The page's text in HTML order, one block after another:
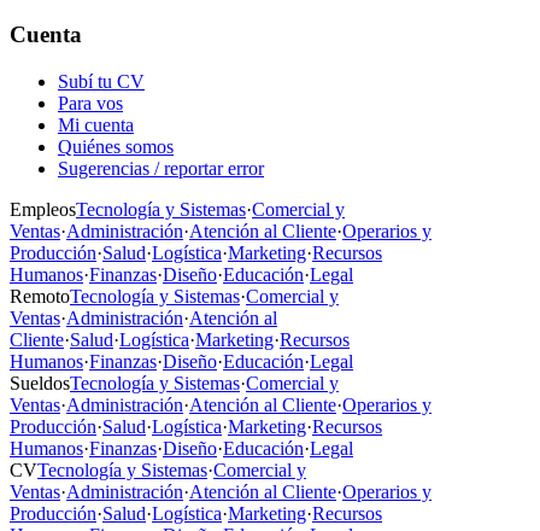
Cuenta
Subí tu CV
Para vos
Mi cuenta
Quiénes somos
Sugerencias / reportar error
EmpleosTecnología y Sistemas·Comercial y
Ventas·Administración·Atención al Cliente·Operarios y
Producción·Salud·Logística·Marketing·Recursos
Humanos·Finanzas·Diseño·Educación·Legal
RemotoTecnología y Sistemas·Comercial y
Ventas·Administración·Atención al
Cliente·Salud·Logística·Marketing·Recursos
Humanos·Finanzas·Diseño·Educación·Legal
SueldosTecnología y Sistemas·Comercial y
Ventas·Administración·Atención al Cliente·Operarios y
Producción·Salud·Logística·Marketing·Recursos
Humanos·Finanzas·Diseño·Educación·Legal
CVTecnología y Sistemas·Comercial y
Ventas·Administración·Atención al Cliente·Operarios y
Producción·Salud·Logística·Marketing·Recursos